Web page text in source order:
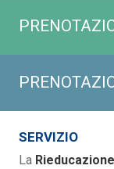
SERVIZIO
La